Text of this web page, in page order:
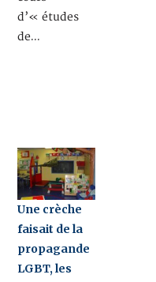
d’« études
de…
Une crèche
faisait de la
propagande
LGBT, les